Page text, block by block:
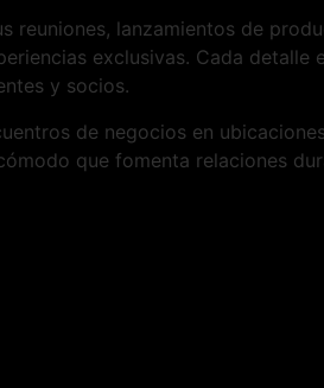
reuniones, lanzamientos de
exclusivas. Cada detalle
y socios.
de negocios en
que fomenta relaciones